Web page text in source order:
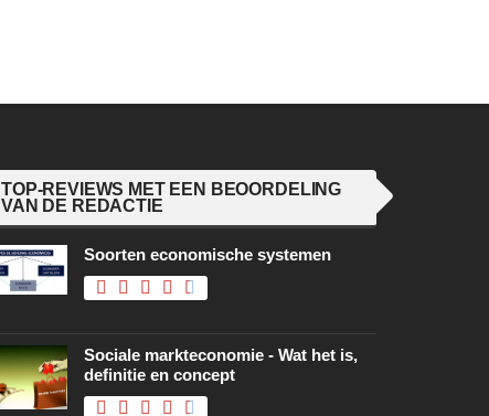
TOP-REVIEWS MET EEN BEOORDELING
VAN DE REDACTIE
Soorten economische systemen
Sociale markteconomie - Wat het is,
definitie en concept